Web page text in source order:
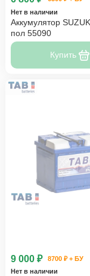
Нет в наличии
Аккумулятор
пол 55090
Купить
9 000 ₽
8700 ₽ + БУ
Нет в наличии